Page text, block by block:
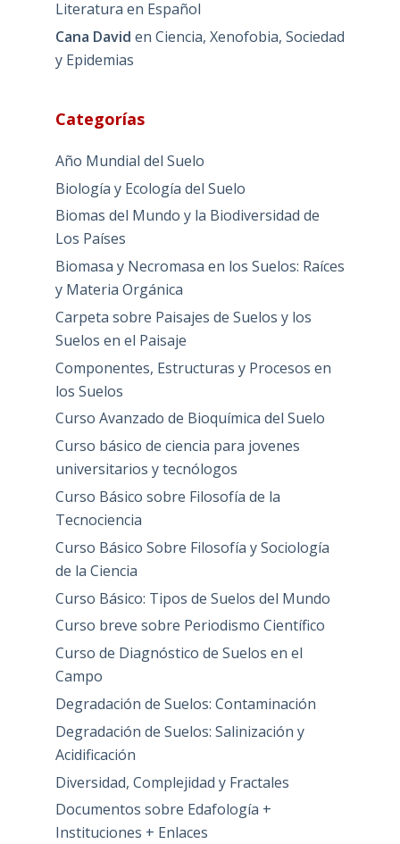
Literatura en Español
Cana David en Ciencia, Xenofobia, Sociedad
y Epidemias
Categorías
Año Mundial del Suelo
Biología y Ecología del Suelo
Biomas del Mundo y la Biodiversidad de
Los Países
Biomasa y Necromasa en los Suelos: Raíces
y Materia Orgánica
Carpeta sobre Paisajes de Suelos y los
Suelos en el Paisaje
Componentes, Estructuras y Procesos en
los Suelos
Curso Avanzado de Bioquímica del Suelo
Curso básico de ciencia para jovenes
universitarios y tecnólogos
Curso Básico sobre Filosofía de la
Tecnociencia
Curso Básico Sobre Filosofía y Sociología
de la Ciencia
Curso Básico: Tipos de Suelos del Mundo
Curso breve sobre Periodismo Científico
Curso de Diagnóstico de Suelos en el
Campo
Degradación de Suelos: Contaminación
Degradación de Suelos: Salinización y
Acidificación
Diversidad, Complejidad y Fractales
Documentos sobre Edafología +
Instituciones + Enlaces